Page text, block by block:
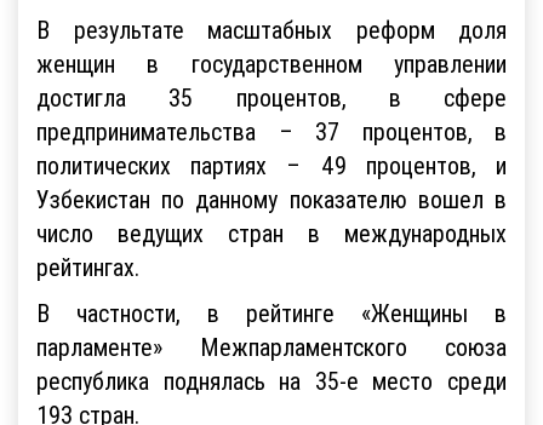
В результате масштабных реформ доля
женщин в государственном управлении
достигла 35 процентов, в сфере
предпринимательства – 37 процентов, в
политических партиях – 49 процентов, и
Узбекистан по данному показателю вошел в
число ведущих стран в международных
рейтингах.
В частности, в рейтинге «Женщины в
парламенте» Межпарламентского союза
республика поднялась на 35-е место среди
193 стран.